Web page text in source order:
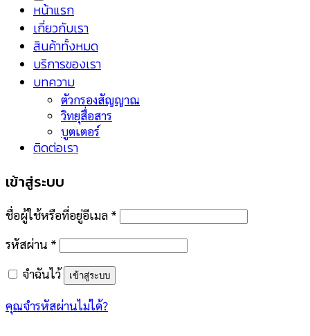
หน้าแรก
เกี่ยวกับเรา
สินค้าทั้งหมด
บริการของเรา
บทความ
ตัวกรองสัญญาณ
วิทยุสื่อสาร
บูตเตอร์
ติดต่อเรา
เข้าสู่ระบบ
ชื่อผู้ใช้หรือที่อยู่อีเมล *
รหัสผ่าน *
จำฉันไว้
เข้าสู่ระบบ
คุณจำรหัสผ่านไม่ได้?